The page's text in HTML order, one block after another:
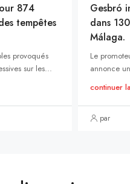
874
tempêtes
provoqués
sur les...
Gesbró
dans
Málaga.
Le
annonce
continuer
par